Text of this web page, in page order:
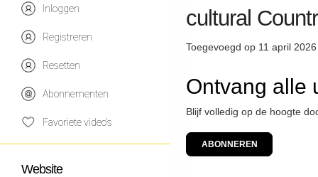
Inloggen
Registreren
Resetten
Abonnementen
Favoriete video's
Website
cultural
Toegevoegd op 11 april
Ontvang alle
Blijf volledig op de hoogte
ABONNEREN